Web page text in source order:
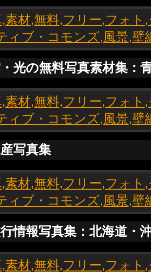
光の無料写真素材集：
写真集
情報写真集：北海道・